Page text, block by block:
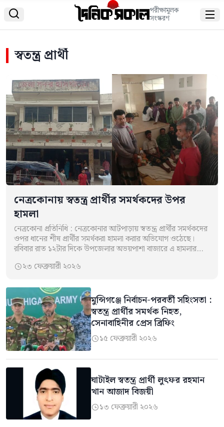
 পরীক্ষামূলক
সংস্করণ 
স্বতন্ত্র প্রার্থী
নেত্রকোনায় স্বতন্ত্র প্রার্থীর সমর্থকদের উপর
হামলা
নেত্রকোনা প্রতিনিধি : নেত্রকোনার আটপাড়ায় স্বতন্ত্র প্রার্থীর সমর্থকদের
ওপর ধানের শীষ প্রার্থীর সমর্থকরা হামলা করার অভিযোগ ওঠেছে।
রবিবার রাত ১২টার দিকে উপজেলার অভয়পাশা বাজারে এ হামলার
ঘটনা ঘটে। এতে স্বতন্ত্র…
২৩ ফেব্রুয়ারী ২০২৬
মুন্সিগঞ্জে নির্বাচন-পরবর্তী সহিংসতা :
স্বতন্ত্র প্রার্থীর সমর্থক নিহত,
সেনাবাহিনীর প্রেস ব্রিফিং
১৫ ফেব্রুয়ারী ২০২৬
ঘাটাইল স্বতন্ত্র প্রার্থী লুৎফর রহমান
খান আজাদ বিজয়ী
১৩ ফেব্রুয়ারী ২০২৬